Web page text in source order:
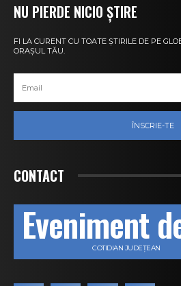
NU PIERDE NICIO ȘTIRE
FI LA CURENT CU TOATE ȘTIRILE DE PE
ORAȘUL TĂU.
ÎNSCRIE-TE
CONTACT
Eveniment
COTIDIAN JUDEȚEAN